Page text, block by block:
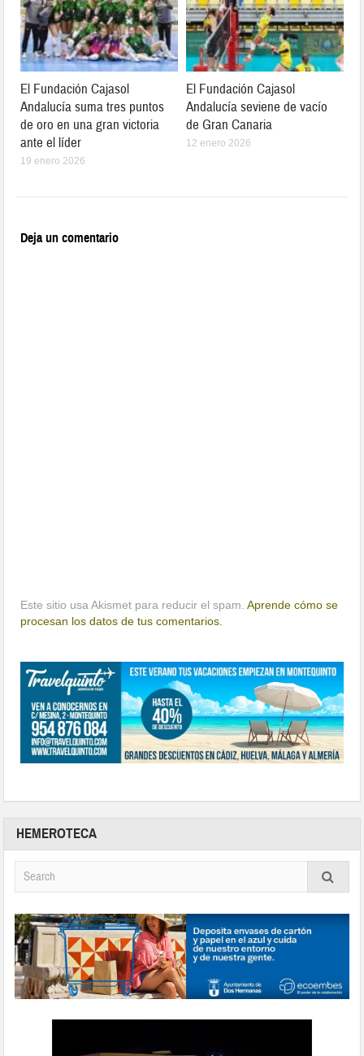
El Fundación Cajasol
Andalucía suma tres puntos
de oro en una gran victoria
ante el líder
19 enero 2026
El Fundación Cajasol
Andalucía seviene de vacío
de Gran Canaria
12 enero 2026
Deja un comentario
Este sitio usa Akismet para reducir el spam.Aprende cómo se
procesan los datos de tus comentarios.
HEMEROTECA